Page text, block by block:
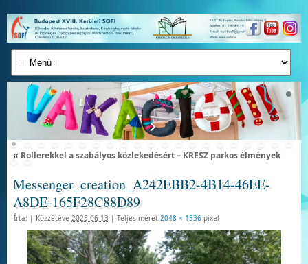
«Rollerekkel a szabályos közlekedésért – KRESZ parkos élmények
Messenger_creation_A242EBB2-4B14-46EE-
A8DE-165F28C88D89
Írta: | Közzétéve 2025-06-13 | Teljes méret 2048 × 1536pixel